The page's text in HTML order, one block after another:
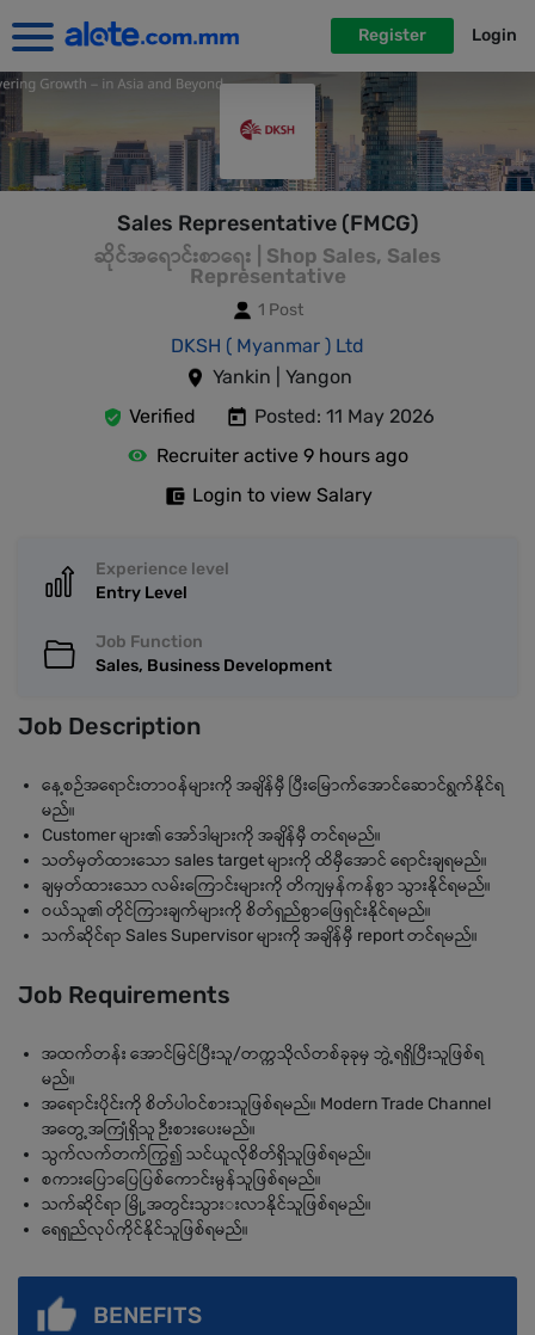
Register Login
Sales Representative (FMCG)
ဆိုင်အရောင်းစာရေး | Shop Sales, Sales
Representative
1 Post
DKSH ( Myanmar ) Ltd
Yankin | Yangon
Verified
Posted: 11 May 2026
Recruiter active 9 hours ago
Login to view Salary
Experience level
Entry Level
Job Function
Sales, Business Development
Job Description
နေ့စဉ်အရောင်းတာဝန်များကို အချိန်မှီ ပြီးမြောက်အောင်ဆောင်ရွက်နိုင်ရ
မည်။
Customer များ၏ ‌အော်ဒါများကို အချိန်မှီ တင်ရမည်။
သတ်မှတ်ထားသော sales target များကို ထိမှီအောင် ရောင်းချရမည်။
ချမှတ်ထားသော လမ်းကြောင်းများကို တိကျမှန်ကန်စွာ သွားနိုင်ရမည်။
ဝယ်သူ၏ တိုင်ကြားချက်များကို စိတ်ရှည်စွာဖြေရှင်းနိုင်ရမည်။
သက်ဆိုင်ရာ Sales Supervisor များကို အချိန်မှီ report တင်ရမည်။
Job Requirements
အထက်တန်း အောင်မြင်ပြီးသူ/တက္ကသိုလ်တစ်ခုခုမှ ဘွဲ့ရရှိပြီးသူဖြစ်ရ
မည်။
အရောင်းပိုင်းကို စိတ်ပါဝင်စားသူဖြစ်ရမည်။ Modern Trade Channel
အတွေ့အကြုံရှိသူ ဉီးစားပေးမည်။
သွက်လက်တက်ကြွ၍ သင်ယူလိုစိတ်ရှိသူဖြစ်ရမည်။
စကားပြောပြေပြစ်ကောင်းမွန်သူဖြစ်ရမည်။
သက်ဆိုင်ရာ မြို့အတွင်းသွားးလာနိုင်သူဖြစ်ရမည်။
ရေရှည်လုပ်ကိုင်နိုင်သူဖြစ်ရမည်။
BENEFITS